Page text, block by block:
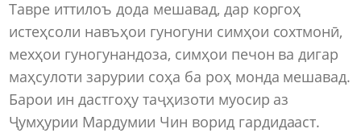
Тавре иттилоъ дода мешавад, дар коргоҳ
истеҳсоли навъҳои гуногуни симҳои сохтмонӣ,
мехҳои гуногунандоза, симҳои печон ва дигар
маҳсулоти зарурии соҳа ба роҳ монда мешавад.
Барои ин дастгоҳу таҷҳизоти муосир аз
Ҷумҳурии Мардумии Чин ворид гардидааст.